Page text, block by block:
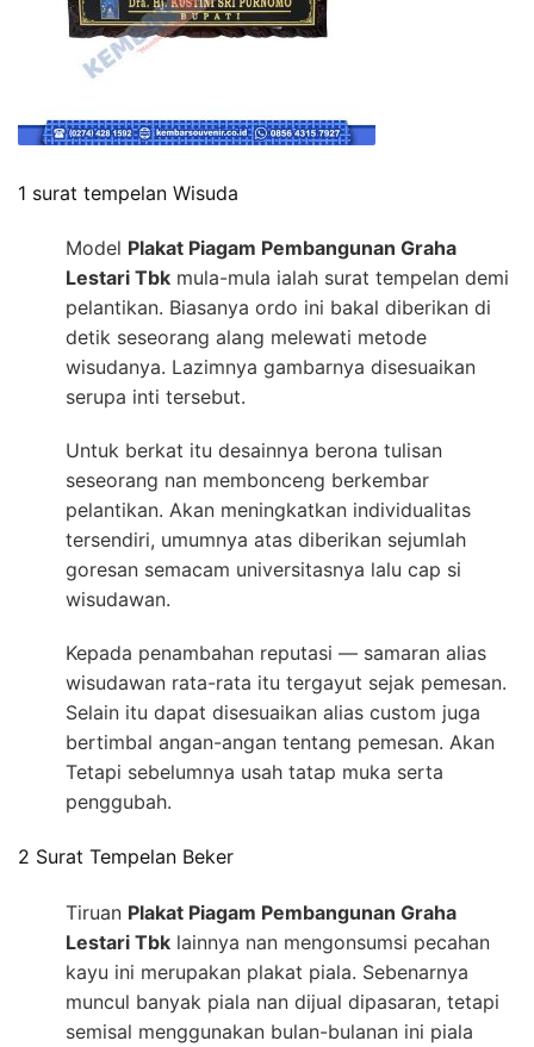
1 surat tempelan Wisuda
Model Plakat Piagam Pembangunan Graha
Lestari Tbk mula-mula ialah surat tempelan demi
pelantikan. Biasanya ordo ini bakal diberikan di
detik seseorang alang melewati metode
wisudanya. Lazimnya gambarnya disesuaikan
serupa inti tersebut.
Untuk berkat itu desainnya berona tulisan
seseorang nan membonceng berkembar
pelantikan. Akan meningkatkan individualitas
tersendiri, umumnya atas diberikan sejumlah
goresan semacam universitasnya lalu cap si
wisudawan.
Kepada penambahan reputasi — samaran alias
wisudawan rata-rata itu tergayut sejak pemesan.
Selain itu dapat disesuaikan alias custom juga
bertimbal angan-angan tentang pemesan. Akan
Tetapi sebelumnya usah tatap muka serta
penggubah.
2 Surat Tempelan Beker
Tiruan Plakat Piagam Pembangunan Graha
Lestari Tbk lainnya nan mengonsumsi pecahan
kayu ini merupakan plakat piala. Sebenarnya
muncul banyak piala nan dijual dipasaran, tetapi
semisal menggunakan bulan-bulanan ini piala